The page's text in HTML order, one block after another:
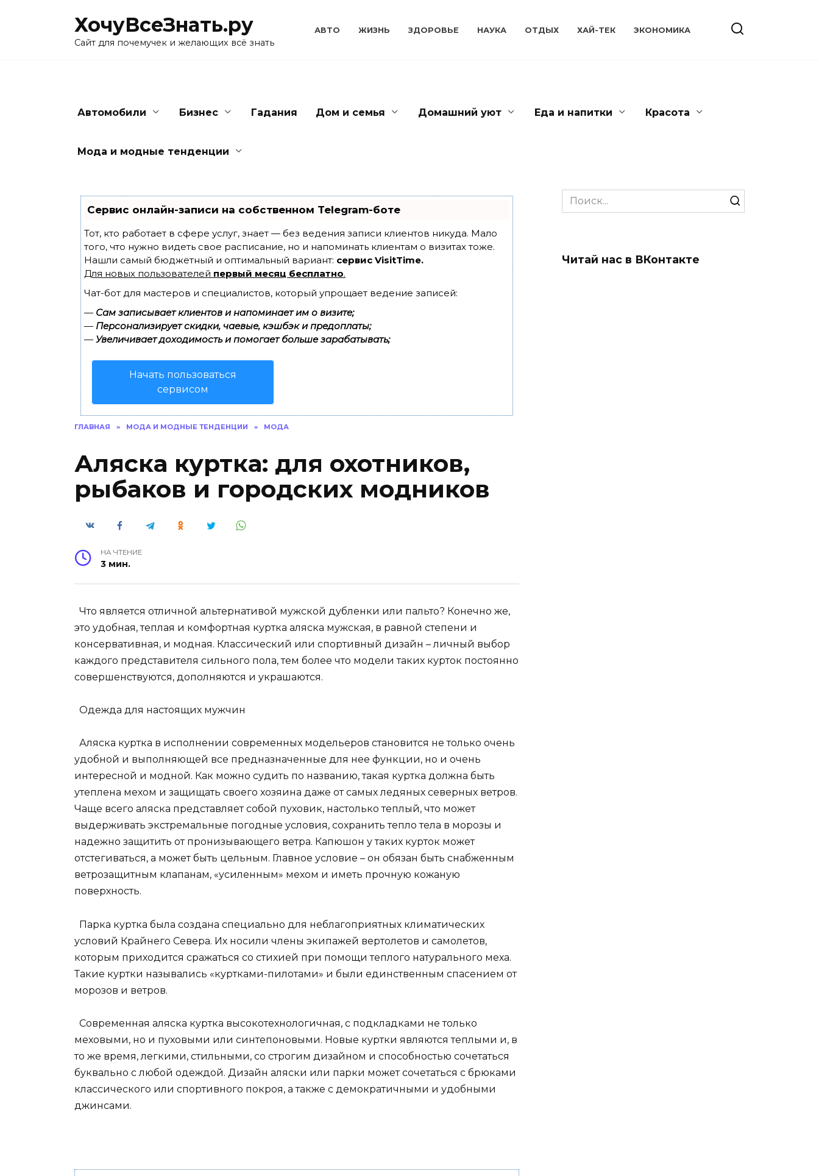
ХочуВсеЗнать.ру
Сайт для почемучек и желающих всё знать
АВТО ЖИЗНЬ ЗДОРОВЬЕ НАУКА ОТДЫХ ХАЙ-ТЕК ЭКОНОМИКА
Автомобили Бизнес Гадания Дом и семья Домашний уют Еда и напитки Красота
Мода и модные тенденции
Сервис онлайн-записи на собственном Telegram-боте
Тот, кто работает в сфере услуг, знает — без ведения записи клиентов никуда. Мало
того, что нужно видеть свое расписание, но и напоминать клиентам о визитах тоже.
Нашли самый бюджетный и оптимальный вариант: сервис VisitTime.
Для новых пользователей первый месяц бесплатно.
Чат-бот для мастеров и специалистов, который упрощает ведение записей:
— Сам записывает клиентов и напоминает им о визите;
— Персонализирует скидки, чаевые, кэшбэк и предоплаты;
— Увеличивает доходимость и помогает больше зарабатывать;
Начать пользоваться
сервисом
ГЛАВНАЯ » МОДА И МОДНЫЕ ТЕНДЕНЦИИ » МОДА
Аляска куртка: для охотников,
рыбаков и городских модников
НА ЧТЕНИЕ
3 мин.
Что является отличной альтернативой мужской дубленки или пальто? Конечно же,
это удобная, теплая и комфортная куртка аляска мужская, в равной степени и
консервативная, и модная. Классический или спортивный дизайн – личный выбор
каждого представителя сильного пола, тем более что модели таких курток постоянно
совершенствуются, дополняются и украшаются.
Одежда для настоящих мужчин
Аляска куртка в исполнении современных модельеров становится не только очень
удобной и выполняющей все предназначенные для нее функции, но и очень
интересной и модной. Как можно судить по названию, такая куртка должна быть
утеплена мехом и защищать своего хозяина даже от самых ледяных северных ветров.
Чаще всего аляска представляет собой пуховик, настолько теплый, что может
выдерживать экстремальные погодные условия, сохранить тепло тела в морозы и
надежно защитить от пронизывающего ветра. Капюшон у таких курток может
отстегиваться, а может быть цельным. Главное условие – он обязан быть снабженным
ветрозащитным клапанам, «усиленным» мехом и иметь прочную кожаную
поверхность.
Парка куртка была создана специально для неблагоприятных климатических
условий Крайнего Севера. Их носили члены экипажей вертолетов и самолетов,
которым приходится сражаться со стихией при помощи теплого натурального меха.
Такие куртки назывались «куртками-пилотами» и были единственным спасением от
морозов и ветров.
Современная аляска куртка высокотехнологичная, с подкладками не только
меховыми, но и пуховыми или синтепоновыми. Новые куртки являются теплыми и, в
то же время, легкими, стильными, со строгим дизайном и способностью сочетаться
буквально с любой одеждой. Дизайн аляски или парки может сочетаться с брюками
классического или спортивного покроя, а также с демократичными и удобными
джинсами.
Search
for:
Читай нас в ВКонтакте